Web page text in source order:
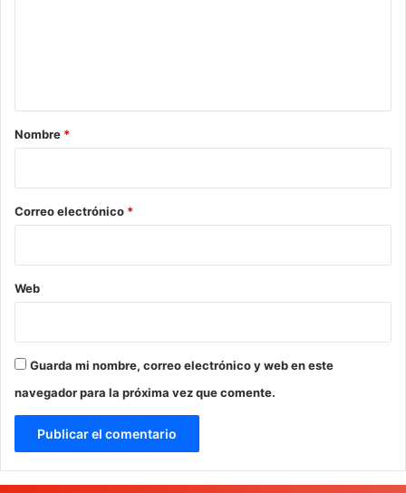
r
*
Nombre *
Correo electrónico *
Web
Guarda mi nombre, correo electrónico y web en este
navegador para la próxima vez que comente.